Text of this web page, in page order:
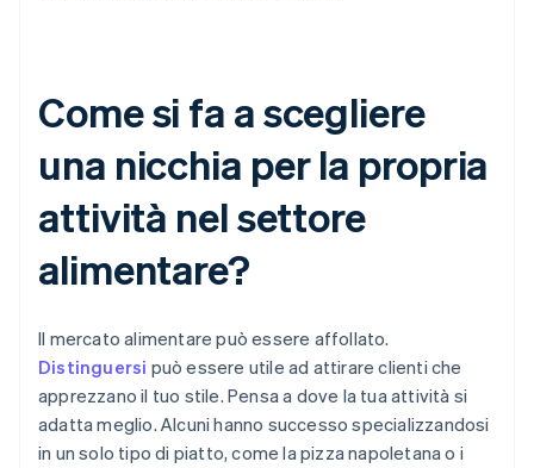
Come si fa a scegliere
una nicchia per la propria
attività nel settore
alimentare?
Il mercato alimentare può essere affollato.
Distinguersi può essere utile ad attirare clienti che
apprezzano il tuo stile. Pensa a dove la tua attività si
adatta meglio. Alcuni hanno successo specializzandosi
in un solo tipo di piatto, come la pizza napoletana o i